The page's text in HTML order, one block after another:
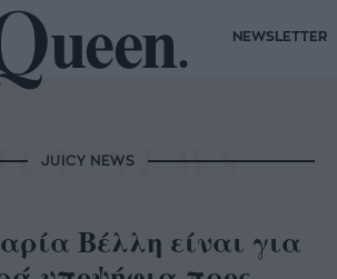
NEWSLETTER
JUICY NEWS
Βέλλη είναι για